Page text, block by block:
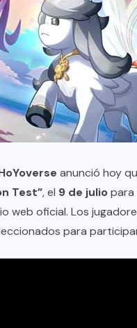
anunció hoy
Test”, el 9 de juliopara
web oficial. Los
para